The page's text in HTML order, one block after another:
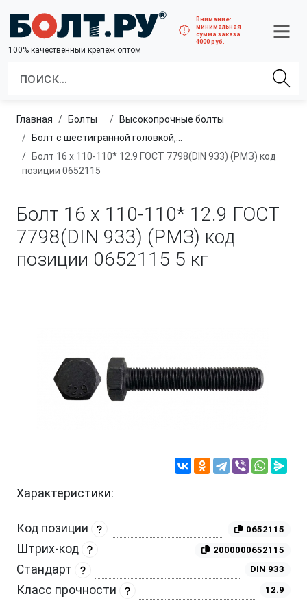
100% качественный крепеж оптом
Внимание:
минимальная
сумма заказа
4000 руб.
Главная болты
высокопрочные болты
Болт с шестигранной головкой, полная резьба, класс прочности 10.9 и 12.9
Болт 16 х 110-110* 12.9 ГОСТ 7798(DIN 933) (РМЗ) код
позиции 0652115
Болт 16 х 110-110* 12.9 ГОСТ
7798(DIN 933) (РМЗ) код
позиции 0652115 5 кг
Характеристики:
Код позиции 0652115
Штрих-код 2000000652115
Стандарт DIN 933
Класс прочности 12.9